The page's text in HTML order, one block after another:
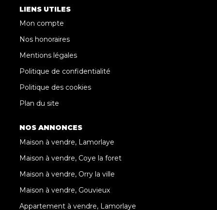
LIENS UTILES
Mon compte
Nos honoraires
Mentions légales
Politique de confidentialité
Politique des cookies
Plan du site
NOS ANNONCES
Maison à vendre, Lamorlaye
Maison à vendre, Coye la foret
Maison à vendre, Orry la ville
Maison à vendre, Gouvieux
Appartement à vendre, Lamorlaye